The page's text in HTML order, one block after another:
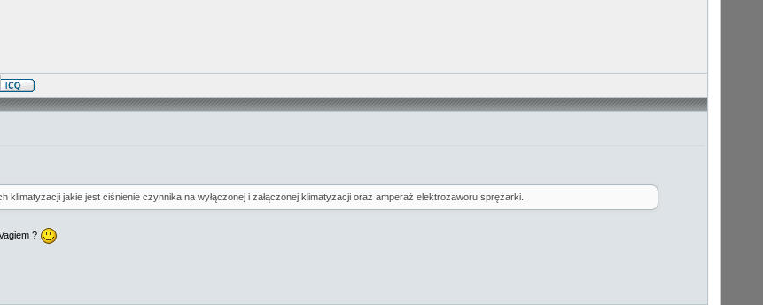
klimatyzacji jakie jest ciśnienie czynnika na wyłączonej i załączonej klimatyzacji oraz amperaż elektrozaworu sprężarki.
?